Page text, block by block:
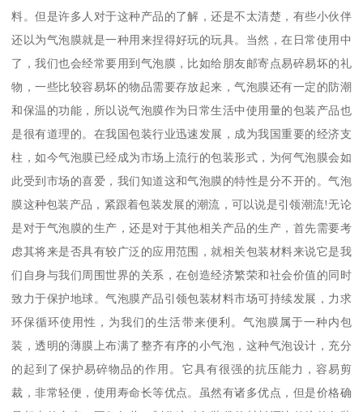
料。但是许多人对于这种产品的了解，还是不太清楚，有些小伙伴
还以为气泡膜就是一种用来捏得好玩的玩具。当然，在日常使用中
了，我们也会经常要用到气泡膜，比如给朋友邮寄点易碎易坏的礼
物，一些比较容易坏的物品需要存放起来，气泡膜还有一定的防潮
和保温的功能，所以说气泡膜作为日常生活中使用量的包装产品也
是很有道理的。在我国包装行业迅速发展，成为我国重要的经济支
柱，如今气泡膜已经成为市场上流行的包装形式，为何气泡膜会如
此受到市场的喜爱，我们知道这和气泡膜的特性是分不开的。气泡
膜这种包装产品，紧跟着包装发展的潮流，可以说是引领潮流!无论
是对于气泡膜的生产，还是对于其他相关产品的生产，首先需要考
虑其将来是否具有较广泛的应用范围，就相关包装材料来说它是我
们自身与我们周围世界的关系，在创造经济繁荣和社会价值的同时
致力于保护地球。气泡膜产品引领包装材料市场可持续发展，力求
环保循环使用性，为我们的生活带来便利。气泡膜属于一种内包
装，透明的薄膜上布满了整齐有序的小气泡，这种气泡设计，充分
的起到了保护易碎物品的作用。它具有很强的抗压能力，容易剪
裁，非常轻便，使用寿命长等优点。虽然有诸多优点，但是价格确